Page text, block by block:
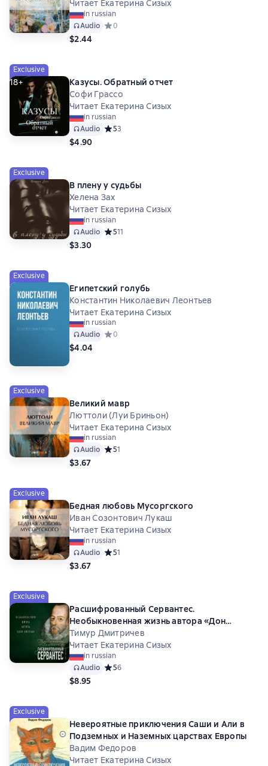
Читает Екатерина Сизых
in russian
Audio Средний рейтинг 0 на основе 0 оценок
0
$2.44
Exclusive
18+
Казусы. Обратный отчет
Софи Грассо
Читает Екатерина Сизых
in russian
Audio Средний рейтинг 5 на основе 3 оценок
53
$4.90
Exclusive
В плену у судьбы
Хелена Зах
Читает Екатерина Сизых
in russian
Audio Средний рейтинг 5 на основе 11 оценок
511
$3.30
Exclusive
Египетский голубь
Константин Николаевич Леонтьев
Читает Екатерина Сизых
in russian
Audio Средний рейтинг 0 на основе 0 оценок
0
$4.04
Exclusive
Великий мавр
Люттоли (Луи Бриньон)
Читает Екатерина Сизых
in russian
Audio Средний рейтинг 5 на основе 1 оценок
51
$3.67
Exclusive
Бедная любовь Мусоргского
Иван Созонтович Лукаш
Читает Екатерина Сизых
in russian
Audio Средний рейтинг 5 на основе 1 оценок
51
$3.67
Exclusive
Расшифрованный Сервантес.
Необыкновенная жизнь автора «Дон
Кихота»
Тимур Дмитричев
Читает Екатерина Сизых
in russian
Audio Средний рейтинг 5 на основе 6 оценок
56
$8.95
Exclusive
Невероятные приключения Саши и Али в
Подземных и Наземных царствах Европы
Вадим Федоров
Читает Екатерина Сизых